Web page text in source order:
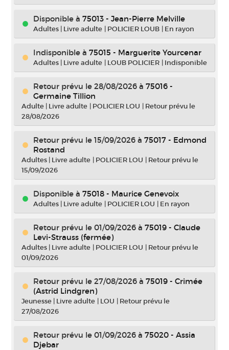
Disponible à 75013 - Jean-Pierre Melville
Adultes | Livre adulte | POLICIER LOUB | En rayon
Indisponible à 75015 - Marguerite Yourcenar
Adultes | Livre adulte | LOUB POLICIER | Indisponible
Retour prévu le 28/08/2026 à 75016 -
Germaine Tillion
Adulte | Livre adulte | POLICIER LOU | Retour prévu le
28/08/2026
Retour prévu le 15/09/2026 à 75017 - Edmond
Rostand
Adultes | Livre adulte | POLICIER LOU | Retour prévu le
15/09/2026
Disponible à 75018 - Maurice Genevoix
Adultes | Livre adulte | POLICIER LOU | En rayon
Retour prévu le 01/09/2026 à 75019 - Claude
Levi-Strauss (fermée)
Adultes | Livre adulte | POLICIER LOU | Retour prévu le
01/09/2026
Retour prévu le 27/08/2026 à 75019 - Crimée
(Astrid Lindgren)
Jeunesse | Livre adulte | LOU | Retour prévu le
27/08/2026
Retour prévu le 01/09/2026 à 75020 - Assia
Djebar